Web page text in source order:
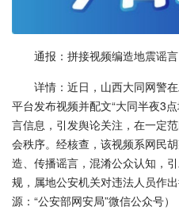
通报：拼接视频编造地震谣
详情：近日，山西大同网警
平台发布视频并配文“大同半夜3
言信息，引发舆论关注，在一定
会秩序。经核查，该视频系网民
造、传播谣言，混淆公众认知，
规，属地公安机关对违法人员作
源：“公安部网安局”微信公众号）